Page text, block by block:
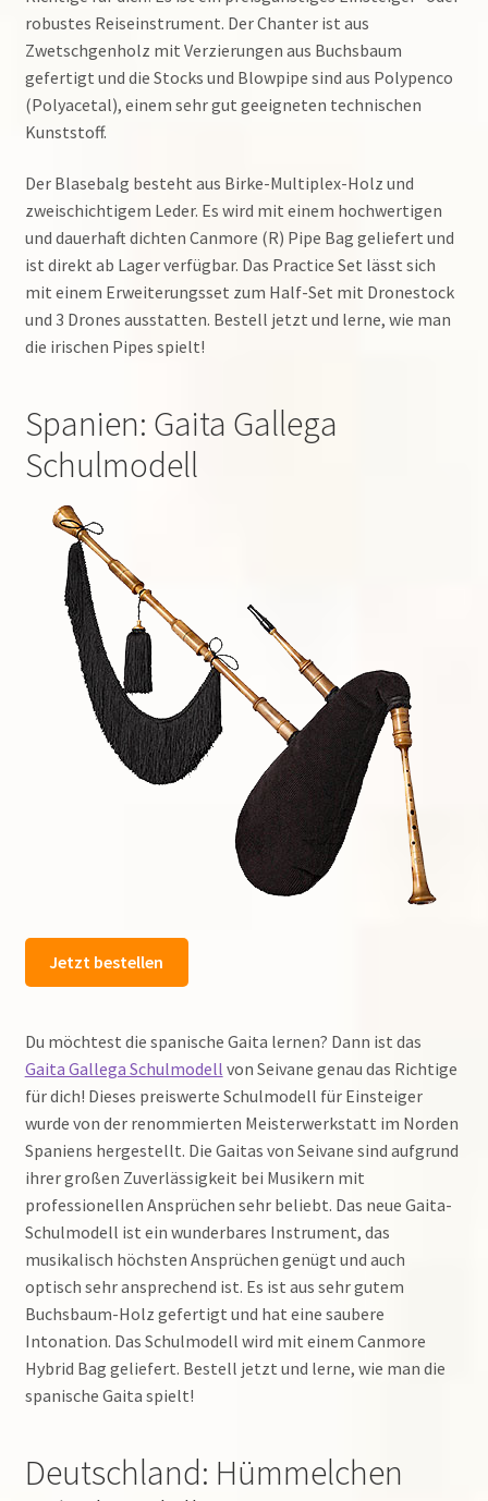
robustes Reiseinstrument. Der Chanter ist aus
Zwetschgenholz mit Verzierungen aus Buchsbaum
gefertigt und die Stocks und Blowpipe sind aus Polypenco
(Polyacetal), einem sehr gut geeigneten technischen
Kunststoff.
Der Blasebalg besteht aus Birke-Multiplex-Holz und
zweischichtigem Leder. Es wird mit einem hochwertigen
und dauerhaft dichten Canmore (R) Pipe Bag geliefert und
ist direkt ab Lager verfügbar. Das Practice Set lässt sich
mit einem Erweiterungsset zum Half-Set mit Dronestock
und 3 Drones ausstatten. Bestell jetzt und lerne, wie man
die irischen Pipes spielt!
Spanien: Gaita Gallega
Schulmodell
Jetzt bestellen
Du möchtest die spanische Gaita lernen? Dann ist das
Gaita Gallega Schulmodell von Seivane genau das Richtige
für dich! Dieses preiswerte Schulmodell für Einsteiger
wurde von der renommierten Meisterwerkstatt im Norden
Spaniens hergestellt. Die Gaitas von Seivane sind aufgrund
ihrer großen Zuverlässigkeit bei Musikern mit
professionellen Ansprüchen sehr beliebt. Das neue Gaita-
Schulmodell ist ein wunderbares Instrument, das
musikalisch höchsten Ansprüchen genügt und auch
optisch sehr ansprechend ist. Es ist aus sehr gutem
Buchsbaum-Holz gefertigt und hat eine saubere
Intonation. Das Schulmodell wird mit einem Canmore
Hybrid Bag geliefert. Bestell jetzt und lerne, wie man die
spanische Gaita spielt!
Deutschland: Hümmelchen